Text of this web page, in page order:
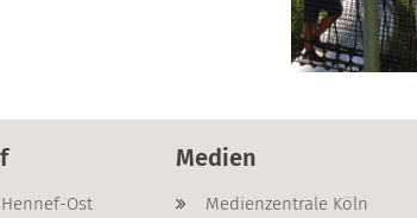
Ost
Medien
Medienzentrale Köln